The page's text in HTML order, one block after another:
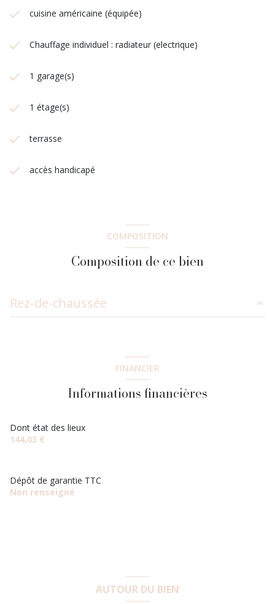
cuisine américaine (équipée)
Chauffage individuel : radiateur (electrique)
1 garage(s)
1 étage(s)
terrasse
accès handicapé
COMPOSITION
Composition de ce bien
Rez-de-chaussée
FINANCIER
Informations financières
Dont état des lieux
144,03 €
Dépôt de garantie TTC
Non renseigné
AUTOUR DU BIEN